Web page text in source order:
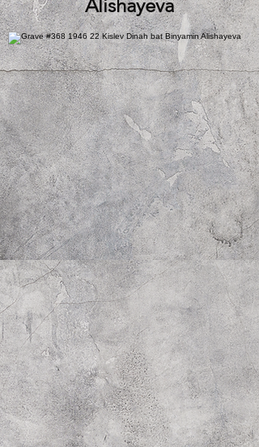
Alishayeva